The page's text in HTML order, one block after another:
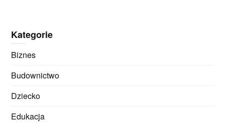
Kategorie
Biznes
Budownictwo
Dziecko
Edukacja